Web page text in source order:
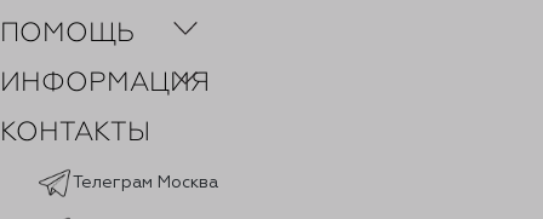
ПОМОЩЬ
ИНФОРМАЦИЯ
КОНТАКТЫ
Телеграм Москва